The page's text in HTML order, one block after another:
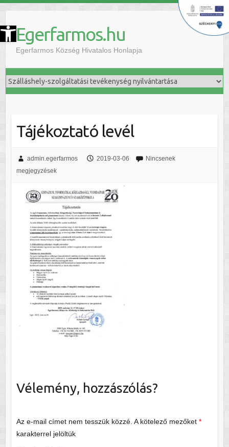
Eszköztár megnyitása Egerfarmos.hu
Egerfarmos Község Hivatalos Honlapja
Tájékoztató levél
admin.egerfarmos 2019-03-06
Nincsenek
megjegyzések
Vélemény, hozzászólás?
Az e-mail címet nem tesszük közzé. A kötelező mezőket *
karakterrel jelöltük